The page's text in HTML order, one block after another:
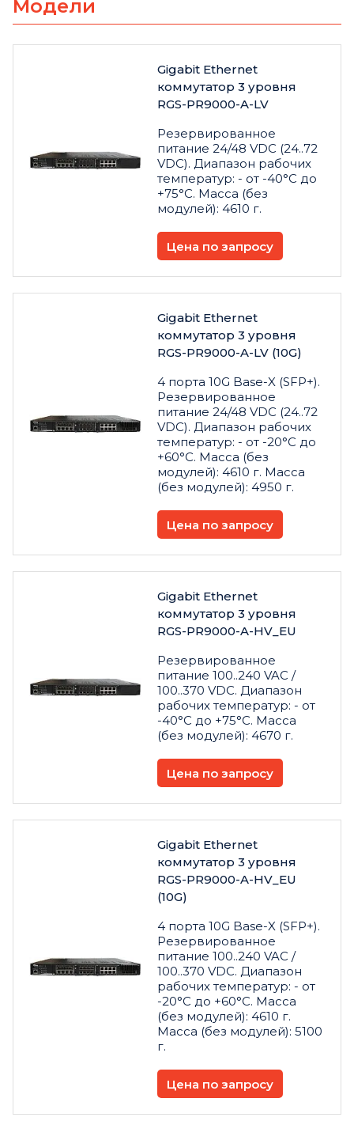
Модели
Gigabit Ethernet
коммутатор 3 уровня
RGS-PR9000-A-LV
Резервированное
питание 24/48 VDC (24..72
VDC). Диапазон рабочих
температур: - от -40°С до
+75°С. Масса (без
модулей): 4610 г.
Цена по запросу
Gigabit Ethernet
коммутатор 3 уровня
RGS-PR9000-A-LV (10G)
4 порта 10G Base-X (SFP+).
Резервированное
питание 24/48 VDC (24..72
VDC). Диапазон рабочих
температур: - от -20°С до
+60°С. Масса (без
модулей): 4610 г. Масса
(без модулей): 4950 г.
Цена по запросу
Gigabit Ethernet
коммутатор 3 уровня
RGS-PR9000-A-HV_EU
Резервированное
питание 100..240 VAC /
100..370 VDC. Диапазон
рабочих температур: - от
-40°С до +75°С. Масса
(без модулей): 4670 г.
Цена по запросу
Gigabit Ethernet
коммутатор 3 уровня
RGS-PR9000-A-HV_EU
(10G)
4 порта 10G Base-X (SFP+).
Резервированное
питание 100..240 VAC /
100..370 VDC. Диапазон
рабочих температур: - от
-20°С до +60°С. Масса
(без модулей): 4610 г.
Масса (без модулей): 5100
г.
Цена по запросу